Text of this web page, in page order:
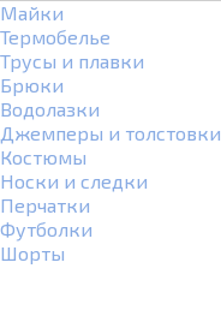
Майки
Термобелье
Трусы и плавки
Брюки
Водолазки
Джемперы и толстовки
Костюмы
Носки и следки
Перчатки
Футболки
Шорты